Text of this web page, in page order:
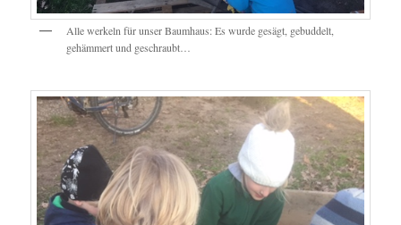
Alle werkeln für unser Baumhaus: Es wurde gesägt, gebuddelt,
gehämmert und geschraubt…